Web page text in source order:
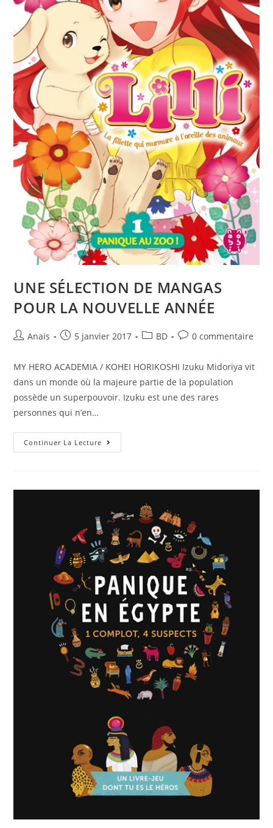
UNE SÉLECTION DE MANGAS
POUR LA NOUVELLE ANNÉE
Anais 5 janvier 2017 BD 0 commentaire
MY HERO ACADEMIA / KOHEI HORIKOSHI Izuku Midoriya vit
dans un monde où la majeure partie de la population
possède un superpouvoir. Izuku est une des rares
personnes qui n’en…
Continuer La Lecture